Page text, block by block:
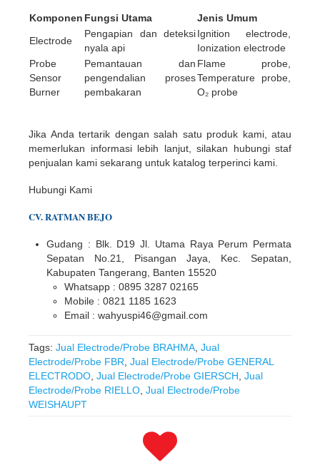
Komponen Fungsi Utama
Jenis Umum
Electrode
Pengapian dan deteksi
nyala api
Ignition electrode,
Ionization electrode
Probe
Sensor
Burner
Pemantauan dan
pengendalian proses
pembakaran
Flame probe,
Temperature probe,
O₂ probe
Jika Anda tertarik dengan salah satu produk kami, atau
memerlukan informasi lebih lanjut, silakan hubungi staf
penjualan kami sekarang untuk katalog terperinci kami.
Hubungi Kami
CV. RATMAN BEJO
Gudang : Blk. D19 Jl. Utama Raya Perum Permata
Sepatan No.21, Pisangan Jaya, Kec. Sepatan,
Kabupaten Tangerang, Banten 15520
Whatsapp : 0895 3287 02165
Mobile : 0821 1185 1623
Email : wahyuspi46@gmail.com
Tags: Jual Electrode/Probe BRAHMA Jual
Electrode/Probe FBR Jual Electrode/Probe GENERAL
ELECTRODO Jual Electrode/Probe GIERSCH Jual
Electrode/Probe RIELLO Jual Electrode/Probe
WEISHAUPT